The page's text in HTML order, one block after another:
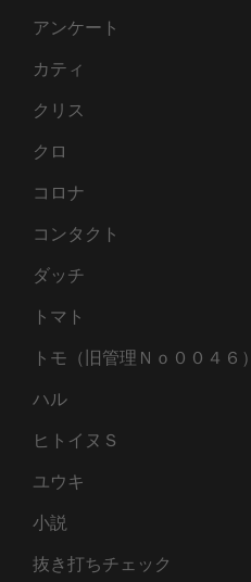
アンケート
カティ
クリス
クロ
コロナ
コンタクト
ダッチ
トマト
トモ（旧管理Ｎｏ００４６）
ハル
ヒトイヌＳ
ユウキ
小説
抜き打ちチェック